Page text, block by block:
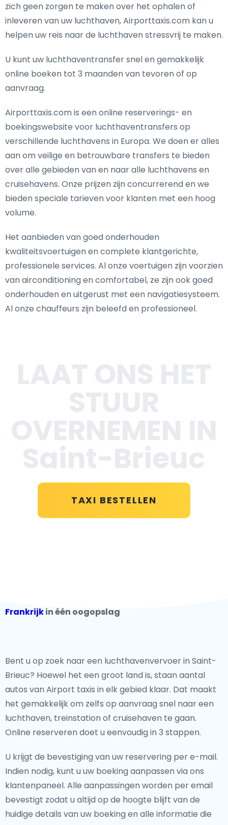
zich geen zorgen te maken over het ophalen of
inleveren van uw luchthaven, Airporttaxis.com kan u
helpen uw reis naar de luchthaven stressvrij te maken.
U kunt uw luchthaventransfer snel en gemakkelijk
online boeken tot 3 maanden van tevoren of op
aanvraag.
Airporttaxis.com is een online reserverings- en
boekingswebsite voor luchthaventransfers op
verschillende luchthavens in Europa. We doen er alles
aan om veilige en betrouwbare transfers te bieden
over alle gebieden van en naar alle luchthavens en
cruisehavens. Onze prijzen zijn concurrerend en we
bieden speciale tarieven voor klanten met een hoog
volume.
Het aanbieden van goed onderhouden
kwaliteitsvoertuigen en complete klantgerichte,
professionele services. Al onze voertuigen zijn voorzien
van airconditioning en comfortabel, ze zijn ook goed
onderhouden en uitgerust met een navigatiesysteem.
Al onze chauffeurs zijn beleefd en professioneel.
TAXI BESTELLEN
Frankrijkin één oogopslag
Bent u op zoek naar een luchthavenvervoer in Saint-
Brieuc? Hoewel het een groot land is, staan aantal
autos van Airport taxis in elk gebied klaar. Dat maakt
het gemakkelijk om zelfs op aanvraag snel naar een
luchthaven, treinstation of cruisehaven te gaan.
Online reserveren doet u eenvoudig in 3 stappen.
U krijgt de bevestiging van uw reservering per e-mail.
Indien nodig, kunt u uw boeking aanpassen via ons
klantenpaneel. Alle aanpassingen worden per email
bevestigt zodat u altijd op de hoogte blijft van de
huidige details van uw boeking en alle informatie die